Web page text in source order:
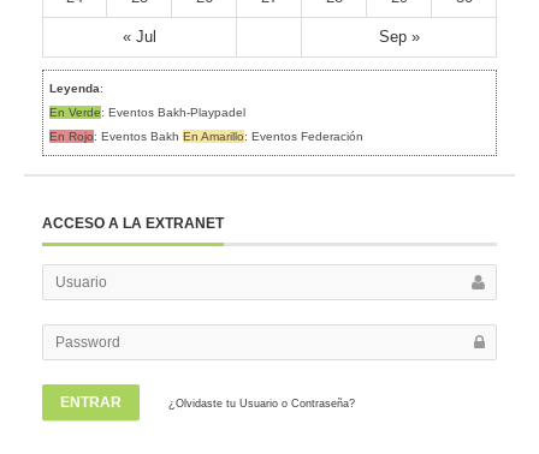
« Jul Sep »
Leyenda:
En Verde: Eventos Bakh-Playpadel
En Rojo: Eventos Bakh En Amarillo: Eventos Federación
ACCESO A LA EXTRANET
ENTRAR ¿Olvidaste tu Usuario o Contraseña?